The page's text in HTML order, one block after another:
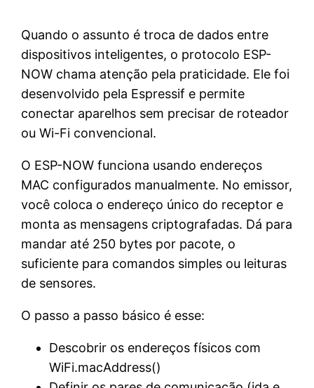
Quando o assunto é troca de dados entre
dispositivos inteligentes, o protocolo ESP-
NOW chama atenção pela praticidade. Ele foi
desenvolvido pela Espressif e permite
conectar aparelhos sem precisar de roteador
ou Wi-Fi convencional.
O ESP-NOW funciona usando endereços
MAC configurados manualmente. No emissor,
você coloca o endereço único do receptor e
monta as mensagens criptografadas. Dá para
mandar até 250 bytes por pacote, o
suficiente para comandos simples ou leituras
de sensores.
O passo a passo básico é esse:
Descobrir os endereços físicos com
WiFi.macAddress()